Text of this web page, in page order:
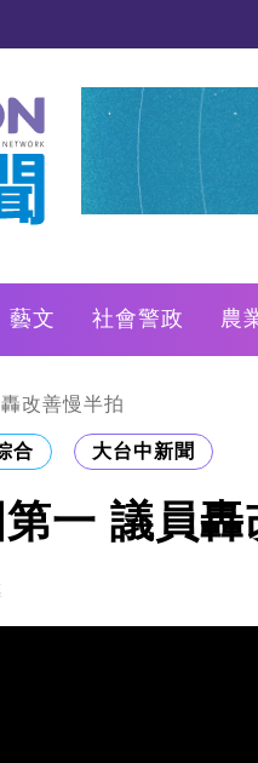
藝文 社會警政 農
改善慢半拍
合 大台中新聞
一 議員轟